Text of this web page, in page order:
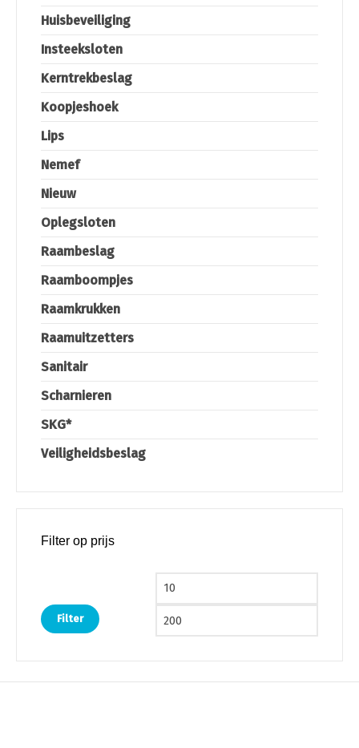
Huisbeveiliging
Insteeksloten
Kerntrekbeslag
Koopjeshoek
Lips
Nemef
Nieuw
Oplegsloten
Raambeslag
Raamboompjes
Raamkrukken
Raamuitzetters
Sanitair
Scharnieren
SKG*
Veiligheidsbeslag
Filter op prijs
Min. prijs
Filter